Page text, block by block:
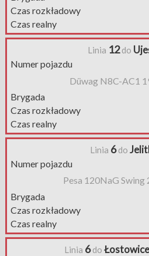
Czas rozkładowy
Czas realny
Linia 12do
Numer pojazdu
Düwag N8C-AC1
Brygada
Czas rozkładowy
Czas realny
Linia 6do
Numer pojazdu
Pesa 120NaG Swing
Brygada
Czas rozkładowy
Czas realny
Linia 6do